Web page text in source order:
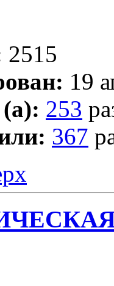
2515
19
253
367